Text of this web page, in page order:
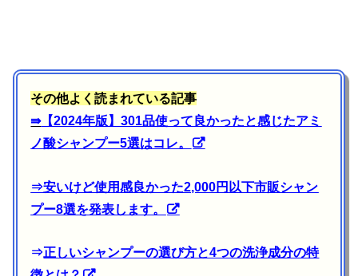
その他よく読まれている記事
⇛【2024年版】301品使って良かったと感じたアミ
ノ酸シャンプー5選はコレ。
⇒安いけど使用感良かった2,000円以下市販シャン
プー8選を発表します。
⇒正しいシャンプーの選び方と4つの洗浄成分の特